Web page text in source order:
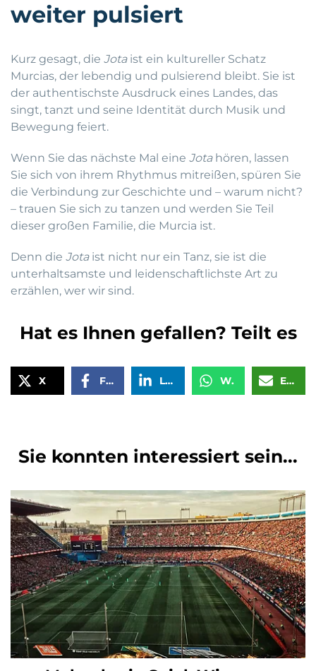
weiter pulsiert
Kurz gesagt, die Jotaist ein kultureller Schatz
Murcias, der lebendig und pulsierend bleibt. Sie ist
der authentischste Ausdruck eines Landes, das
singt, tanzt und seine Identität durch Musik und
Bewegung feiert.
Wenn Sie das nächste Mal eine Jotahören, lassen
Sie sich von ihrem Rhythmus mitreißen, spüren Sie
die Verbindung zur Geschichte und – warum nicht?
– trauen Sie sich zu tanzen und werden Sie Teil
dieser großen Familie, die Murcia ist.
Denn die Jotaist nicht nur ein Tanz, sie ist die
unterhaltsamste und leidenschaftlichste Art zu
erzählen, wer wir sind.
Hat es Ihnen gefallen? Teilt es
X Facebook LinkedIn WhatsApp Email
Sie konnten interessiert sein...